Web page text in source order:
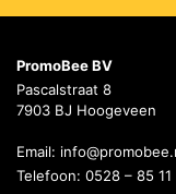
PromoBee BV
Pascalstraat 8
7903 BJ Hoogeveen
Email:
Telefoon: 0528 – 85 11